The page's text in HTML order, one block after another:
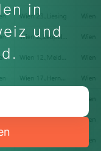
in
und